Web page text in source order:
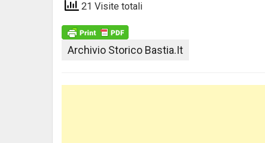
21 Visite totali
Archivio Storico Bastia.it